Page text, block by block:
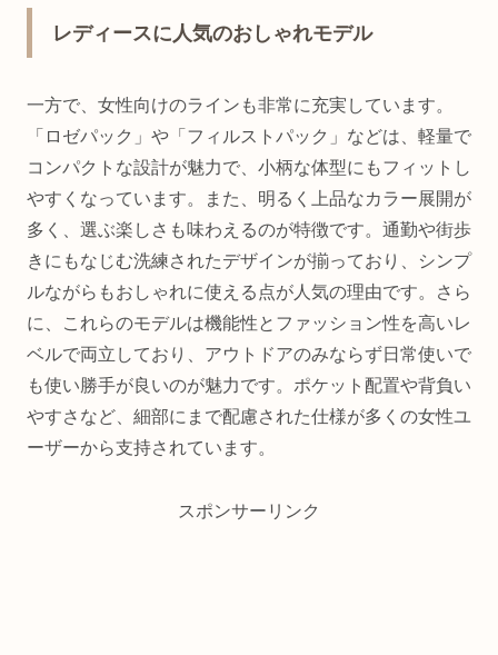
レディースに人気のおしゃれモデル
一方で、女性向けのラインも非常に充実しています。
「ロゼパック」や「フィルストパック」などは、軽量で
コンパクトな設計が魅力で、小柄な体型にもフィットし
やすくなっています。また、明るく上品なカラー展開が
多く、選ぶ楽しさも味わえるのが特徴です。通勤や街歩
きにもなじむ洗練されたデザインが揃っており、シンプ
ルながらもおしゃれに使える点が人気の理由です。さら
に、これらのモデルは機能性とファッション性を高いレ
ベルで両立しており、アウトドアのみならず日常使いで
も使い勝手が良いのが魅力です。ポケット配置や背負い
やすさなど、細部にまで配慮された仕様が多くの女性ユ
ーザーから支持されています。
スポンサーリンク